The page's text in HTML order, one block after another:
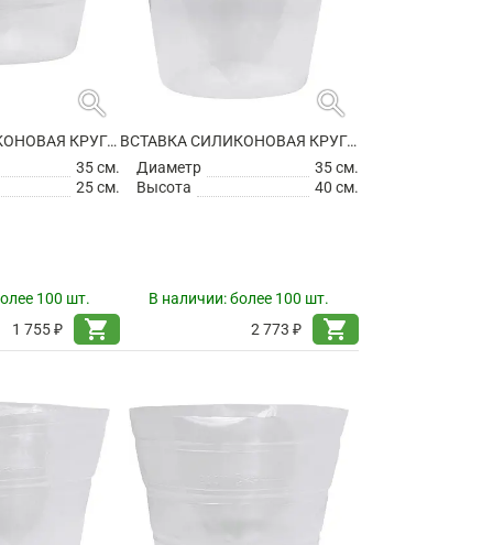
search
ВСТАВКА СИЛИКОНОВАЯ КРУГЛАЯ
35 см.
25 см.
100 шт.
1 755 ₽
shopping_cart
search
ВСТАВКА СИЛИКОНОВАЯ КРУГЛАЯ
Диаметр
35 см.
Высота
40 см.
В наличии:более 100 шт.
2 773 ₽
shopping_cart